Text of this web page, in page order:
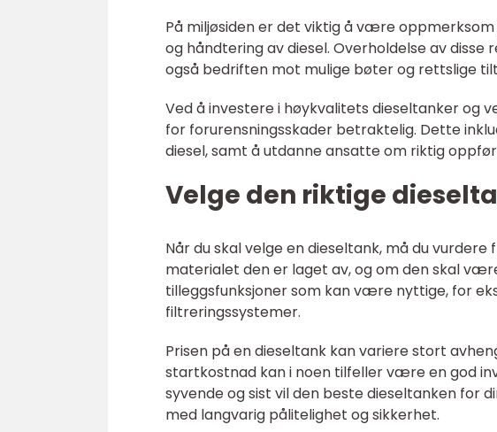
På miljøsiden er det viktig å være
og håndtering av diesel. Overholdelse av
også bedriften mot mulige bøter og rettslige
Ved å investere i høykvalitets dieseltanker og
for forurensningsskader betraktelig. Dette
diesel, samt å utdanne ansatte om riktig
Velge den riktige
Når du skal velge en dieseltank, må du
materialet den er laget av, og om den skal
tilleggsfunksjoner som kan være nyttige, for
filtreringssystemer.
Prisen på en dieseltank kan variere stort
startkostnad kan i noen tilfeller være en god
syvende og sist vil den beste dieseltanken for
med langvarig pålitelighet og sikkerhet.